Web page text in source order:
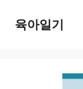
육아일기